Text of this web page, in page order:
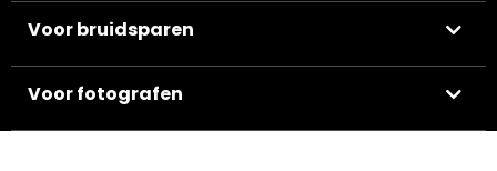
Voor bruidsparen
Voor fotografen